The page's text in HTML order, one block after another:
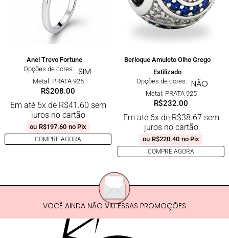
Anel Trevo Fortune
Opções de cores: SIM
Metal: PRATA 925
R$208.00
Em até 5x de R$41.60 sem
juros no cartão
ou R$197.60 no Pix
COMPRE AGORA
Berloque Amuleto Olho Grego
Estilizado
Opções de cores: NÃO
Metal: PRATA 925
R$232.00
Em até 6x de R$38.67 sem
juros no cartão
ou R$220.40 no Pix
COMPRE AGORA
VOCÊ AINDA NÃO VIU ESSAS PROMOÇÕES